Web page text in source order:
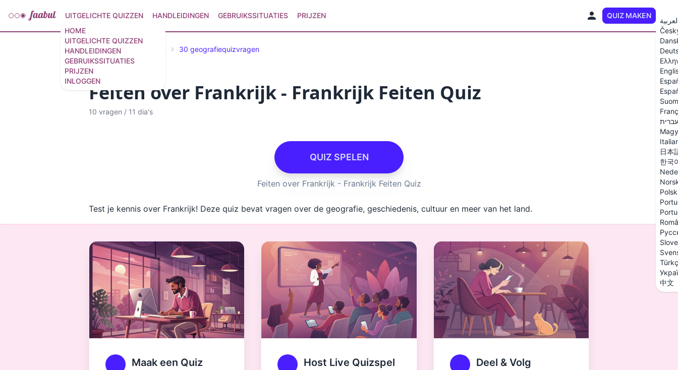
HOME
UITGELICHTE QUIZZEN
HANDLEIDINGEN
GEBRUIKSSITUATIES
PRIJZEN
INLOGGEN
UITGELICHTE QUIZZEN HANDLEIDINGEN GEBRUIKSSITUATIES PRIJZEN QUIZ MAKEN
עברית
日本
한국
中文
Geselecteerde Quizzen 30 geografiequizvragen
Feiten over Frankrijk - Frankrijk Feiten Quiz
10 vragen / 11 dia's
QUIZ SPELEN
Feiten over Frankrijk - Frankrijk Feiten Quiz
Test je kennis over Frankrijk! Deze quiz bevat vragen over de geografie, geschiedenis, cultuur en meer van het land.
Maak een Quiz Host Live Quizspel
Deel & Volg